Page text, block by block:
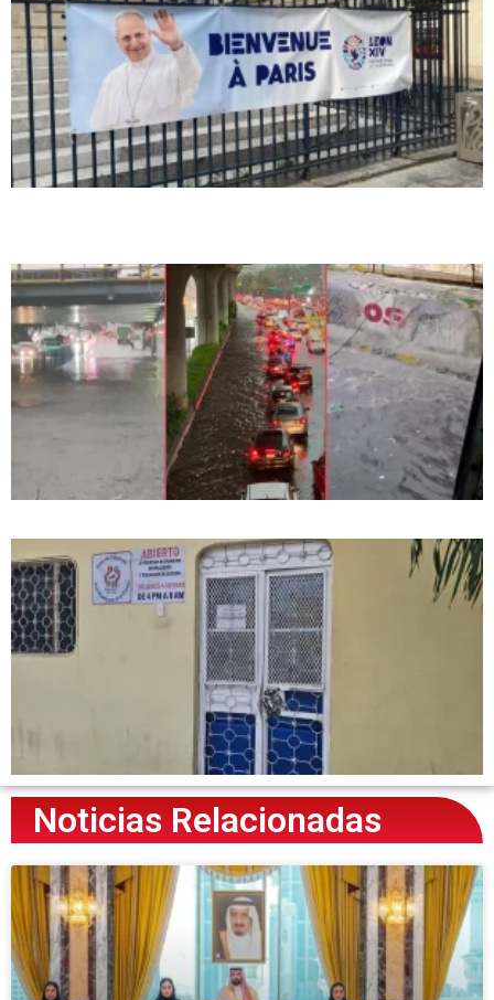
Noticias Relacionadas